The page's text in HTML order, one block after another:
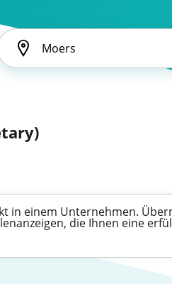
in einem Unternehmen.
die Ihnen eine